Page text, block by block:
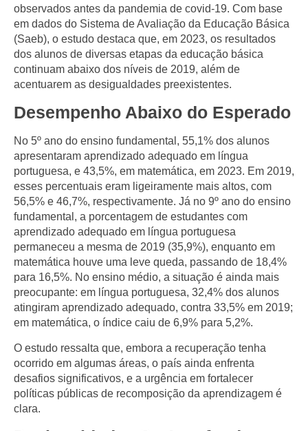
observados antes da pandemia de covid-19. Com base
em dados do Sistema de Avaliação da Educação Básica
(Saeb), o estudo destaca que, em 2023, os resultados
dos alunos de diversas etapas da educação básica
continuam abaixo dos níveis de 2019, além de
acentuarem as desigualdades preexistentes.
Desempenho Abaixo do Esperado
No 5º ano do ensino fundamental, 55,1% dos alunos
apresentaram aprendizado adequado em língua
portuguesa, e 43,5%, em matemática, em 2023. Em 2019,
esses percentuais eram ligeiramente mais altos, com
56,5% e 46,7%, respectivamente. Já no 9º ano do ensino
fundamental, a porcentagem de estudantes com
aprendizado adequado em língua portuguesa
permaneceu a mesma de 2019 (35,9%), enquanto em
matemática houve uma leve queda, passando de 18,4%
para 16,5%. No ensino médio, a situação é ainda mais
preocupante: em língua portuguesa, 32,4% dos alunos
atingiram aprendizado adequado, contra 33,5% em 2019;
em matemática, o índice caiu de 6,9% para 5,2%.
O estudo ressalta que, embora a recuperação tenha
ocorrido em algumas áreas, o país ainda enfrenta
desafios significativos, e a urgência em fortalecer
políticas públicas de recomposição da aprendizagem é
clara.